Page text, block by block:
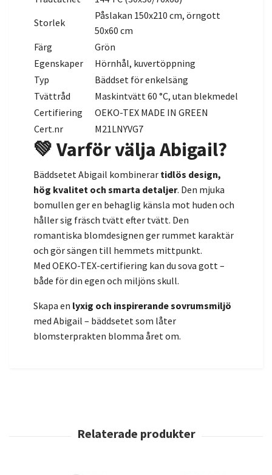
Storlek
Påslakan 150x210 cm, örngott
50x60 cm
Färg
Grön
Egenskaper
Hörnhål, kuvertöppning
Typ
Bäddset för enkelsäng
Tvättråd
Maskintvätt 60 °C, utan blekmedel
Certifiering
OEKO-TEX MADE IN GREEN
Cert.nr
M21LNYVG7
💚 Varför välja Abigail?
Bäddsetet Abigail kombinerar tidlös design,
hög kvalitet och smarta detaljer. Den mjuka
bomullen ger en behaglig känsla mot huden och
håller sig fräsch tvätt efter tvätt. Den
romantiska blomdesignen ger rummet karaktär
och gör sängen till hemmets mittpunkt.
Med OEKO-TEX-certifiering kan du sova gott –
både för din egen och miljöns skull.
Skapa en lyxig och inspirerande sovrumsmiljö
med Abigail – bäddsetet som låter
blomsterprakten blomma året om.